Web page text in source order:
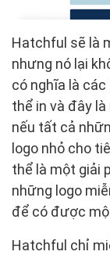
Hatchful sẽ là
nhưng nó lại
có nghĩa là
thể in và đây
nếu tất cả
logo nhỏ cho
thể là một giải
những logo
để có được
Hatchful chỉ